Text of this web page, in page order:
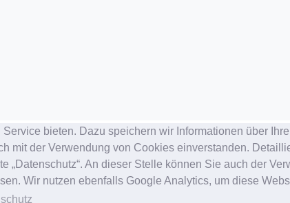
bieten. Dazu speichern wir Informationen über
mit der Verwendung von Cookies einverstanden.
„Datenschutz“. An dieser Stelle können Sie auch der
Wir nutzen ebenfalls Google Analytics, um diese